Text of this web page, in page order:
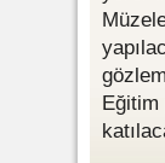
Eğitim